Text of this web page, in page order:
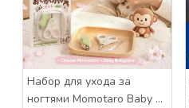
Набор для ухода за
ногтями Momotaro Baby –